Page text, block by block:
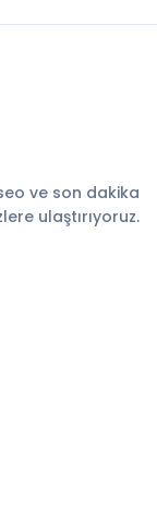
ve son dakika
ulaştırıyoruz.